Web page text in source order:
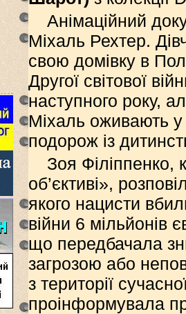
Анімаційний
Міхаль Рехтер.
свою домівку в
Другої світової
наступного року,
Міхаль оживають у
подорож із
Зоя Філіппенко,
об’єктиві»,
якого нацисти
війни 6 мільйонів
що передбачала
загрозою або
з території
проінформувала